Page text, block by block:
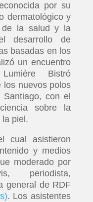
por su
dermatológico y
de la salud y la
desarrollo de
basadas en los
un encuentro
Bistró
los nuevos polos
con el
sobre la
la piel.
cual asistieron
y medios
moderado por
periodista,
general de RDF
. Los asistentes